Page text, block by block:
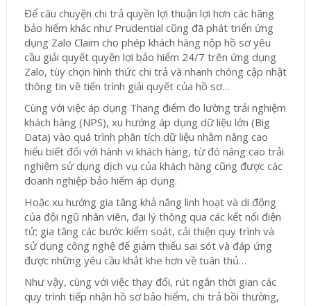
Để câu chuyện chi trả quyền lợi thuận lợi hơn các hãng
bảo hiểm khác như Prudential cũng đã phát triển ứng
dụng Zalo Claim cho phép khách hàng nộp hồ sơ yêu
cầu giải quyết quyền lợi bảo hiểm 24/7 trên ứng dụng
Zalo, tùy chọn hình thức chi trả và nhanh chóng cập nhật
thông tin về tiến trình giải quyết của hồ sơ…
Cùng với việc áp dụng Thang điểm đo lường trải nghiệm
khách hàng (NPS), xu hướng áp dụng dữ liệu lớn (Big
Data) vào quá trình phân tích dữ liệu nhằm nâng cao
hiểu biết đối với hành vi khách hàng, từ đó nâng cao trải
nghiệm sử dụng dịch vụ của khách hàng cũng được các
doanh nghiệp bảo hiểm áp dụng.
Hoặc xu hướng gia tăng khả năng linh hoạt và di động
của đội ngũ nhân viên, đại lý thông qua các kết nối điện
tử; gia tăng các bước kiểm soát, cải thiện quy trình và
sử dụng công nghệ để giảm thiểu sai sót và đáp ứng
được những yêu cầu khắt khe hơn về tuân thủ…
Như vậy, cùng với việc thay đổi, rút ngắn thời gian các
quy trình tiếp nhận hồ sơ bảo hiểm, chi trả bồi thường,